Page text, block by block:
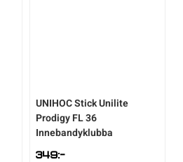
UNIHOCStick Unilite
Prodigy FL 36
Innebandyklubba
349:-